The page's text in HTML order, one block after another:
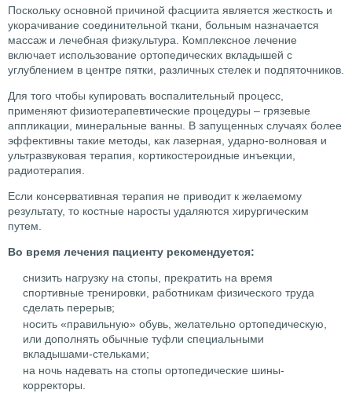
Поскольку основной причиной фасциита является жесткость и
укорачивание соединительной ткани, больным назначается
массаж и лечебная физкультура. Комплексное лечение
включает использование ортопедических вкладышей с
углублением в центре пятки, различных стелек и подпяточников.
Для того чтобы купировать воспалительный процесс,
применяют физиотерапевтические процедуры – грязевые
аппликации, минеральные ванны. В запущенных случаях более
эффективны такие методы, как лазерная, ударно-волновая и
ультразвуковая терапия, кортикостероидные инъекции,
радиотерапия.
Если консервативная терапия не приводит к желаемому
результату, то костные наросты удаляются хирургическим
путем.
Во время лечения пациенту рекомендуется:
снизить нагрузку на стопы, прекратить на время
спортивные тренировки, работникам физического труда
сделать перерыв;
носить «правильную» обувь, желательно ортопедическую,
или дополнять обычные туфли специальными
вкладышами-стельками;
на ночь надевать на стопы ортопедические шины-
корректоры.